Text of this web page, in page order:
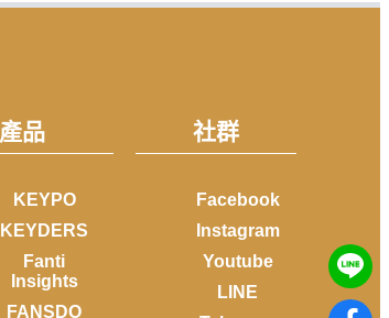
產品
KEYPO
KEYDERS
Fanti
Insights
FANSDO
社群
Facebook
Instagram
Youtube
LINE